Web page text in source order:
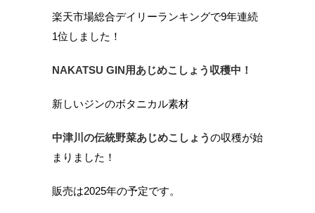
楽天市場総合デイリーランキングで9年連続
1位しました！
NAKATSU GIN用あじめこしょう収穫中！
新しいジンのボタニカル素材
中津川の伝統野菜あじめこしょうの収穫が始
まりました！
販売は2025年の予定です。